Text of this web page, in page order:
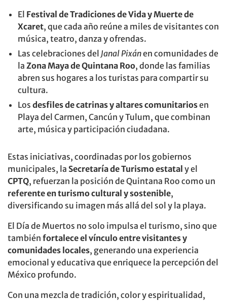
El Festival de Tradiciones de Vida y Muerte de
Xcaret, que cada año reúne a miles de visitantes con
música, teatro, danza y ofrendas.
Las celebraciones del Janal Pixánen comunidades de
la Zona Maya de Quintana Roo, donde las familias
abren sus hogares a los turistas para compartir su
cultura.
Los desfiles de catrinas y altares comunitariosen
Playa del Carmen, Cancún y Tulum, que combinan
arte, música y participación ciudadana.
Estas iniciativas, coordinadas por los gobiernos
municipales, la Secretaría de Turismo estatal y el
CPTQ, refuerzan la posición de Quintana Roo como un
referente en turismo cultural y sostenible,
diversificando su imagen más allá del sol y la playa.
El Día de Muertos no solo impulsa el turismo, sino que
también fortalece el vínculo entre visitantes y
comunidades locales, generando una experiencia
emocional y educativa que enriquece la percepción del
México profundo.
Con una mezcla de tradición, color y espiritualidad,